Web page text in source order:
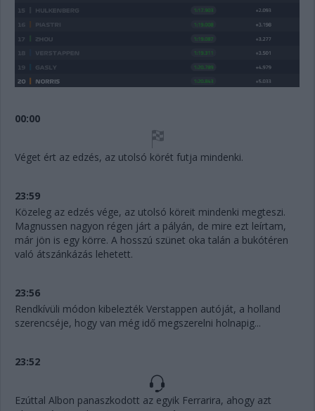
00:00
Véget ért az edzés, az utolsó körét futja mindenki.
23:59
Közeleg az edzés vége, az utolsó köreit mindenki megteszi.
Magnussen nagyon régen járt a pályán, de mire ezt leírtam,
már jön is egy körre. A hosszú szünet oka talán a bukótéren
való átszánkázás lehetett.
23:56
Rendkívüli módon kibelezték Verstappen autóját, a holland
szerencséje, hogy van még idő megszerelni holnapig...
23:52
Ezúttal Albon panaszkodott az egyik Ferrarira, ahogy azt